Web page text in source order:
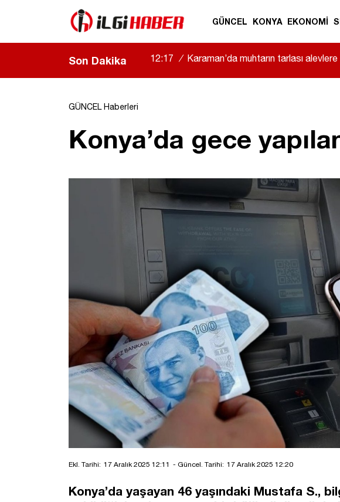
GÜNCEL KONYA EKONOMİ
Son Dakika 17:16 / Konya’da otomobil takla attı!
GÜNCEL Haberleri
Konya’da gece
Ekl. Tarihi: 17 Aralık 2025 12:11 - Güncel. Tarihi: 17 Aralık 2025 12:20
Konya’da yaşayan 46 yaşındaki Mustafa S.,